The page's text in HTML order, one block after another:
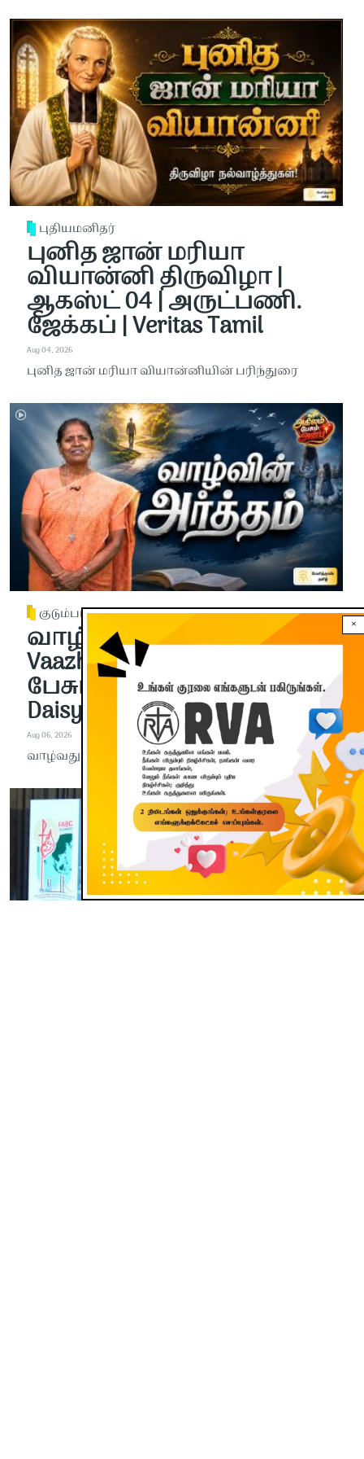
புதியமனிதர்
புனித ஜான் மரியா
வியான்னி திருவிழா |
ஆகஸ்ட் 04 | அருட்பணி.
ஜேக்கப் | Veritas Tamil
Aug 04, 2026
புனித ஜான் மரியா வியான்னியின் பரிந்துரை
குடும்பம்
வாழ்வின் அர்த்தம் |
Vaazhvin Artham | அகிலம்
பேசும் அன்பு | Sr. Margaret
Daisy | Chapter-26
Aug 06, 2026
வாழ்வது ஒரு முறை வாழ்த்தட்டும் தலைமுறை
×